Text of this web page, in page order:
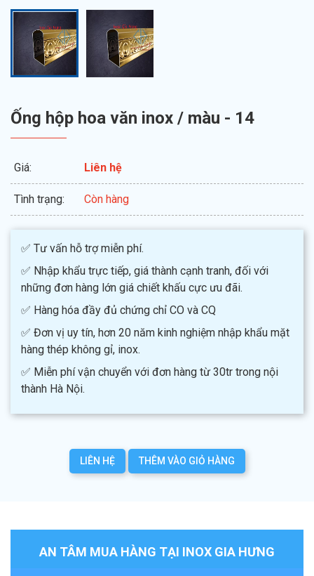
Ống hộp hoa văn inox / màu - 14
Giá: Liên hệ
Tình trạng: Còn hàng
✅ Tư vấn hỗ trợ miễn phí.
✅ Nhập khẩu trực tiếp, giá thành cạnh tranh, đối với
những đơn hàng lớn giá chiết khấu cực ưu đãi.
✅ Hàng hóa đầy đủ chứng chỉ CO và CQ
✅ Đơn vị uy tín, hơn 20 năm kinh nghiệm nhập khẩu mặt
hàng thép không gỉ, inox.
✅ Miễn phí vận chuyển với đơn hàng từ 30tr trong nội
thành Hà Nội.
LIÊN HỆ THÊM VÀO GIỎ HÀNG
AN TÂM MUA HÀNG TẠI INOX GIA HƯNG